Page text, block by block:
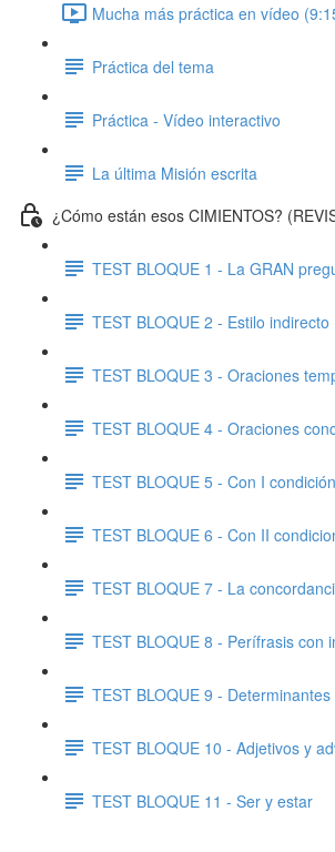
Mucha más práctica en vídeo
Práctica del tema
Práctica - Vídeo interactivo
La última Misión escrita
¿Cómo están esos CIMIENTOS?
TEST BLOQUE 1 - La GRAN
TEST BLOQUE 2 - Estilo indirecto
TEST BLOQUE 3 - Oraciones
TEST BLOQUE 4 - Oraciones
TEST BLOQUE 5 - Con I
TEST BLOQUE 6 - Con II
TEST BLOQUE 7 - La
TEST BLOQUE 8 - Perífrasis con
TEST BLOQUE 9 -
TEST BLOQUE 10 - Adjetivos y
TEST BLOQUE 11 - Ser y estar